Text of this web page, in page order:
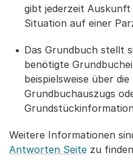
gibt jederzeit
Situation auf einer
Das Grundbuch stellt
benötigte
beispielsweise über
Grundbuchauszugs
Weitere Informationen
Antworten Seite zu